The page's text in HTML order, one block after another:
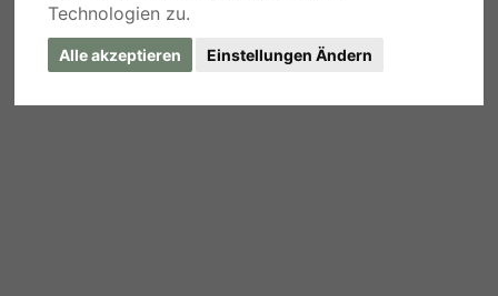
Technologien zu.
Alle akzeptieren Einstellungen Ändern